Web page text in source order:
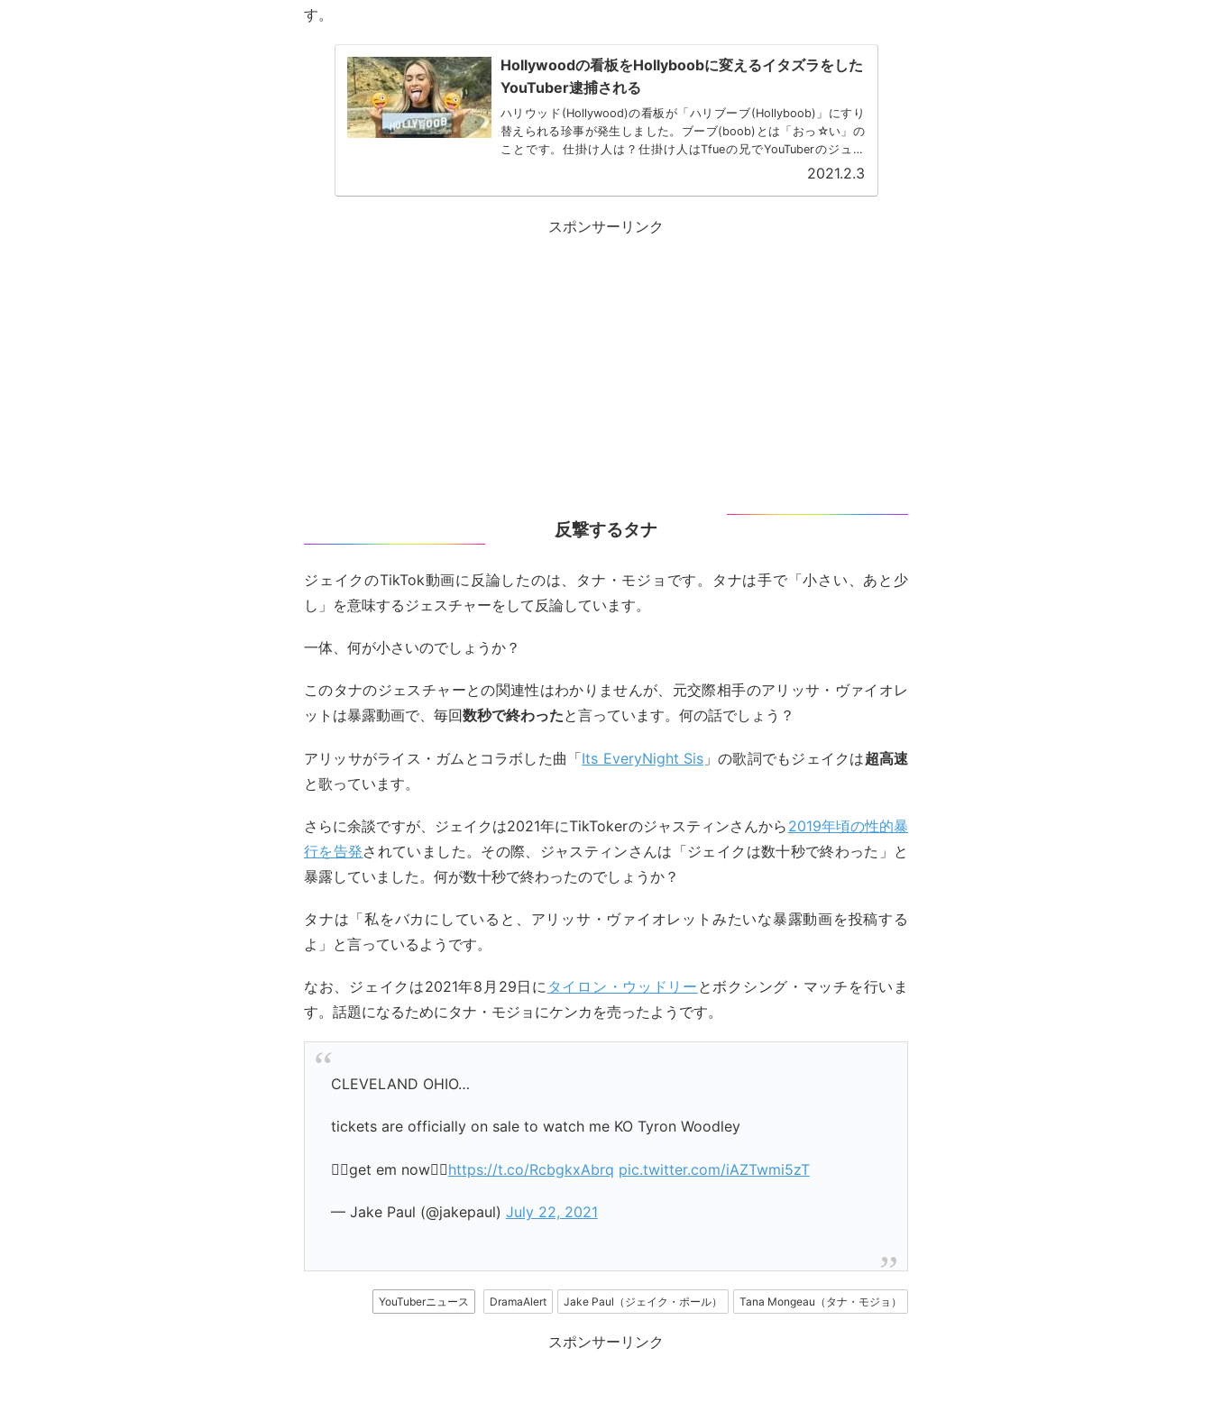
す。
Hollywoodの看板をHollyboobに変えるイタズラをした
YouTuber逮捕される
ハリウッド(Hollywood)の看板が「ハリブーブ(Hollyboob)」にすり
替えられる珍事が発生しました。ブーブ(boob)とは「おっ☆い」の
ことです。仕掛け人は？仕掛け人はTfueの兄でYouTuberのジュー
2021.2.3
スポンサーリンク
反撃するタナ
ジェイクのTikTok動画に反論したのは、タナ・モジョです。タナは手で「小さい、あと少
し」を意味するジェスチャーをして反論しています。
一体、何が小さいのでしょうか？
このタナのジェスチャーとの関連性はわかりませんが、元交際相手のアリッサ・ヴァイオレ
ットは暴露動画で、毎回数秒で終わったと言っています。何の話でしょう？
アリッサがライス・ガムとコラボした曲「Its EveryNight Sis」の歌詞でもジェイクは超高速
と歌っています。
さらに余談ですが、ジェイクは2021年にTikTokerのジャスティンさんから 2019年頃の性的暴
行を告発されていました。その際、ジャスティンさんは「ジェイクは数十秒で終わった」と
暴露していました。何が数十秒で終わったのでしょうか？
タナは「私をバカにしていると、アリッサ・ヴァイオレットみたいな暴露動画を投稿する
よ」と言っているようです。
なお、ジェイクは2021年8月29日に タイロン・ウッドリー とボクシング・マッチを行いま
す。話題になるためにタナ・モジョにケンカを売ったようです。
CLEVELAND OHIO…
tickets are officially on sale to watch me KO Tyron Woodley
👇🏼get em now👇🏼https://t.co/RcbgkxAbrq pic.twitter.com/iAZTwmi5zT
— Jake Paul (@jakepaul) July 22, 2021
YouTuberニュース DramaAlert Jake Paul（ジェイク・ポール） Tana Mongeau（タナ・モジョ）
スポンサーリンク